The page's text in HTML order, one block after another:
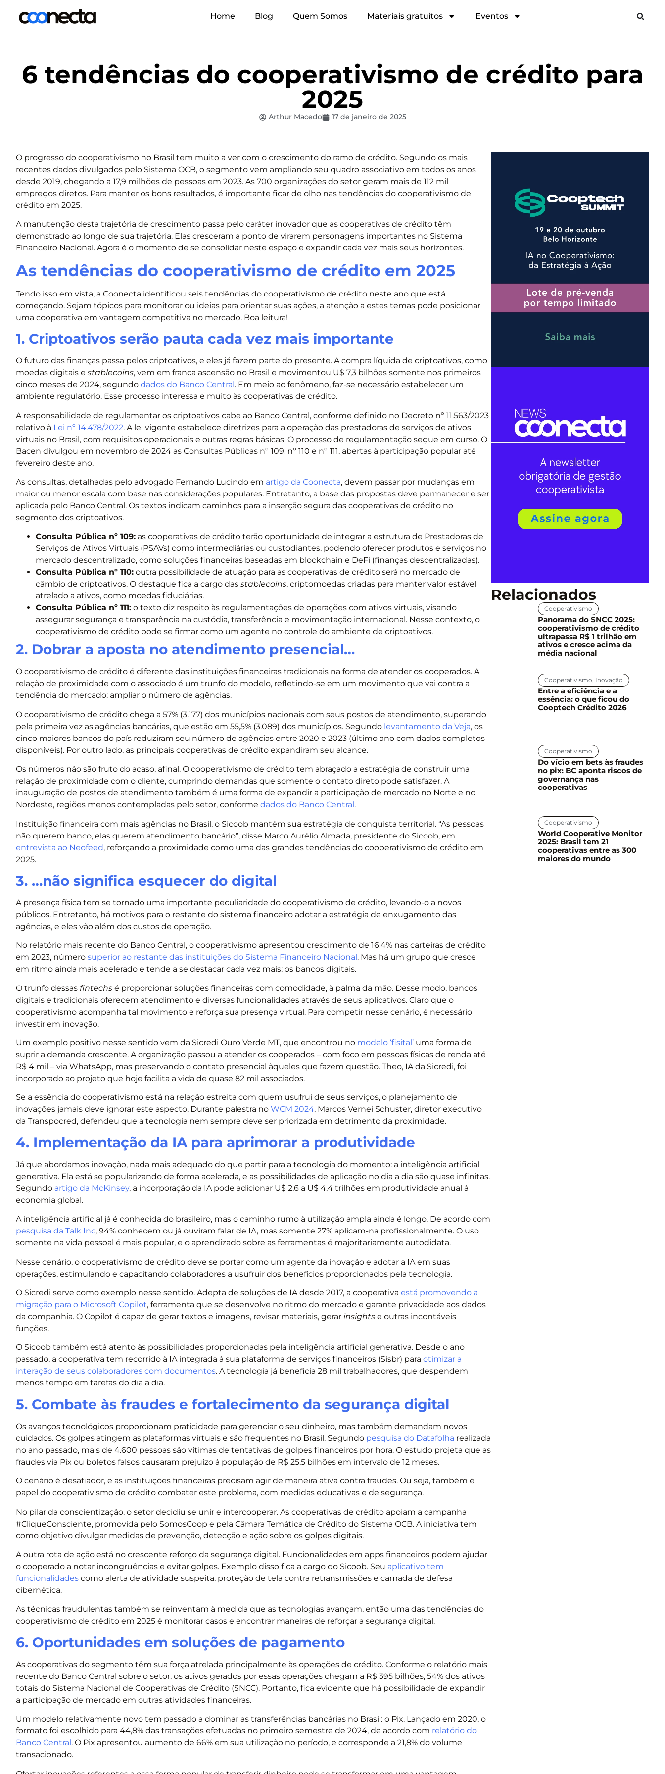
Home Blog Quem Somos Materiais gratuitos Eventos
6 tendências do cooperativismo de crédito para
2025
Arthur Macedo 17 de janeiro de 2025
O progresso do cooperativismo no Brasil tem muito a ver com o crescimento do ramo de crédito. Segundo os mais
recentes dados divulgados pelo Sistema OCB, o segmento vem ampliando seu quadro associativo em todos os anos
desde 2019, chegando a 17,9 milhões de pessoas em 2023. As 700 organizações do setor geram mais de 112 mil
empregos diretos. Para manter os bons resultados, é importante ficar de olho nas tendências do cooperativismo de
crédito em 2025.
A manutenção desta trajetória de crescimento passa pelo caráter inovador que as cooperativas de crédito têm
demonstrado ao longo de sua trajetória. Elas cresceram a ponto de virarem personagens importantes no Sistema
Financeiro Nacional. Agora é o momento de se consolidar neste espaço e expandir cada vez mais seus horizontes.
As tendências do cooperativismo de crédito em 2025
Tendo isso em vista, a Coonecta identificou seis tendências do cooperativismo de crédito neste ano que está
começando. Sejam tópicos para monitorar ou ideias para orientar suas ações, a atenção a estes temas pode posicionar
uma cooperativa em vantagem competitiva no mercado. Boa leitura!
1. Criptoativos serão pauta cada vez mais importante
O futuro das finanças passa pelos criptoativos, e eles já fazem parte do presente. A compra líquida de criptoativos, como
moedas digitais e stablecoins, vem em franca ascensão no Brasil e movimentou U$ 7,3 bilhões somente nos primeiros
cinco meses de 2024, segundo dados do Banco Central . Em meio ao fenômeno, faz-se necessário estabelecer um
ambiente regulatório. Esse processo interessa e muito às cooperativas de crédito.
A responsabilidade de regulamentar os criptoativos cabe ao Banco Central, conforme definido no Decreto nº 11.563/2023
relativo à Lei nº 14.478/2022. A lei vigente estabelece diretrizes para a operação das prestadoras de serviços de ativos
virtuais no Brasil, com requisitos operacionais e outras regras básicas. O processo de regulamentação segue em curso. O
Bacen divulgou em novembro de 2024 as Consultas Públicas nº 109, nº 110 e nº 111, abertas à participação popular até
fevereiro deste ano.
As consultas, detalhadas pelo advogado Fernando Lucindo em artigo da Coonecta, devem passar por mudanças em
maior ou menor escala com base nas considerações populares. Entretanto, a base das propostas deve permanecer e ser
aplicada pelo Banco Central. Os textos indicam caminhos para a inserção segura das cooperativas de crédito no
segmento dos criptoativos.
Consulta Pública nº 109: as cooperativas de crédito terão oportunidade de integrar a estrutura de Prestadoras de
Serviços de Ativos Virtuais (PSAVs) como intermediárias ou custodiantes, podendo oferecer produtos e serviços no
mercado descentralizado, como soluções financeiras baseadas em blockchain e DeFi (finanças descentralizadas).
Consulta Pública nº 110: outra possibilidade de atuação para as cooperativas de crédito será no mercado de
câmbio de criptoativos. O destaque fica a cargo das stablecoins, criptomoedas criadas para manter valor estável
atrelado a ativos, como moedas fiduciárias.
Consulta Pública nº 111: o texto diz respeito às regulamentações de operações com ativos virtuais, visando
assegurar segurança e transparência na custódia, transferência e movimentação internacional. Nesse contexto, o
cooperativismo de crédito pode se firmar como um agente no controle do ambiente de criptoativos.
2. Dobrar a aposta no atendimento presencial…
O cooperativismo de crédito é diferente das instituições financeiras tradicionais na forma de atender os cooperados. A
relação de proximidade com o associado é um trunfo do modelo, refletindo-se em um movimento que vai contra a
tendência do mercado: ampliar o número de agências.
O cooperativismo de crédito chega a 57% (3.177) dos municípios nacionais com seus postos de atendimento, superando
pela primeira vez as agências bancárias, que estão em 55,5% (3.089) dos municípios. Segundo levantamento da Veja, os
cinco maiores bancos do país reduziram seu número de agências entre 2020 e 2023 (último ano com dados completos
disponíveis). Por outro lado, as principais cooperativas de crédito expandiram seu alcance.
Os números não são fruto do acaso, afinal. O cooperativismo de crédito tem abraçado a estratégia de construir uma
relação de proximidade com o cliente, cumprindo demandas que somente o contato direto pode satisfazer. A
inauguração de postos de atendimento também é uma forma de expandir a participação de mercado no Norte e no
Nordeste, regiões menos contempladas pelo setor, conforme dados do Banco Central.
Instituição financeira com mais agências no Brasil, o Sicoob mantém sua estratégia de conquista territorial. “As pessoas
não querem banco, elas querem atendimento bancário”, disse Marco Aurélio Almada, presidente do Sicoob, em
entrevista ao Neofeed, reforçando a proximidade como uma das grandes tendências do cooperativismo de crédito em
2025.
3. …não significa esquecer do digital
A presença física tem se tornado uma importante peculiaridade do cooperativismo de crédito, levando-o a novos
públicos. Entretanto, há motivos para o restante do sistema financeiro adotar a estratégia de enxugamento das
agências, e eles vão além dos custos de operação.
No relatório mais recente do Banco Central, o cooperativismo apresentou crescimento de 16,4% nas carteiras de crédito
em 2023, número superior ao restante das instituições do Sistema Financeiro Nacional . Mas há um grupo que cresce
em ritmo ainda mais acelerado e tende a se destacar cada vez mais: os bancos digitais.
O trunfo dessas fintechs é proporcionar soluções financeiras com comodidade, à palma da mão. Desse modo, bancos
digitais e tradicionais oferecem atendimento e diversas funcionalidades através de seus aplicativos. Claro que o
cooperativismo acompanha tal movimento e reforça sua presença virtual. Para competir nesse cenário, é necessário
investir em inovação.
Um exemplo positivo nesse sentido vem da Sicredi Ouro Verde MT, que encontrou no modelo ‘fisital’ uma forma de
suprir a demanda crescente. A organização passou a atender os cooperados – com foco em pessoas físicas de renda até
R$ 4 mil – via WhatsApp, mas preservando o contato presencial àqueles que fazem questão. Theo, IA da Sicredi, foi
incorporado ao projeto que hoje facilita a vida de quase 82 mil associados.
Se a essência do cooperativismo está na relação estreita com quem usufrui de seus serviços, o planejamento de
inovações jamais deve ignorar este aspecto. Durante palestra no WCM 2024, Marcos Vernei Schuster, diretor executivo
da Transpocred, defendeu que a tecnologia nem sempre deve ser priorizada em detrimento da proximidade.
4. Implementação da IA para aprimorar a produtividade
Já que abordamos inovação, nada mais adequado do que partir para a tecnologia do momento: a inteligência artificial
generativa. Ela está se popularizando de forma acelerada, e as possibilidades de aplicação no dia a dia são quase infinitas.
Segundo artigo da McKinsey, a incorporação da IA pode adicionar U$ 2,6 a U$ 4,4 trilhões em produtividade anual à
economia global.
A inteligência artificial já é conhecida do brasileiro, mas o caminho rumo à utilização ampla ainda é longo. De acordo com
pesquisa da Talk Inc, 94% conhecem ou já ouviram falar de IA, mas somente 27% aplicam-na profissionalmente. O uso
somente na vida pessoal é mais popular, e o aprendizado sobre as ferramentas é majoritariamente autodidata.
Nesse cenário, o cooperativismo de crédito deve se portar como um agente da inovação e adotar a IA em suas
operações, estimulando e capacitando colaboradores a usufruir dos benefícios proporcionados pela tecnologia.
O Sicredi serve como exemplo nesse sentido. Adepta de soluções de IA desde 2017, a cooperativa está promovendo a
migração para o Microsoft Copilot, ferramenta que se desenvolve no ritmo do mercado e garante privacidade aos dados
da companhia. O Copilot é capaz de gerar textos e imagens, revisar materiais, gerar insights e outras incontáveis
funções.
O Sicoob também está atento às possibilidades proporcionadas pela inteligência artificial generativa. Desde o ano
passado, a cooperativa tem recorrido à IA integrada à sua plataforma de serviços financeiros (Sisbr) para otimizar a
interação de seus colaboradores com documentos. A tecnologia já beneficia 28 mil trabalhadores, que despendem
menos tempo em tarefas do dia a dia.
5. Combate às fraudes e fortalecimento da segurança digital
Os avanços tecnológicos proporcionam praticidade para gerenciar o seu dinheiro, mas também demandam novos
cuidados. Os golpes atingem as plataformas virtuais e são frequentes no Brasil. Segundo pesquisa do Datafolha realizada
no ano passado, mais de 4.600 pessoas são vítimas de tentativas de golpes financeiros por hora. O estudo projeta que as
fraudes via Pix ou boletos falsos causaram prejuízo à população de R$ 25,5 bilhões em intervalo de 12 meses.
O cenário é desafiador, e as instituições financeiras precisam agir de maneira ativa contra fraudes. Ou seja, também é
papel do cooperativismo de crédito combater este problema, com medidas educativas e de segurança.
No pilar da conscientização, o setor decidiu se unir e intercooperar. As cooperativas de crédito apoiam a campanha
#CliqueConsciente, promovida pelo SomosCoop e pela Câmara Temática de Crédito do Sistema OCB. A iniciativa tem
como objetivo divulgar medidas de prevenção, detecção e ação sobre os golpes digitais.
A outra rota de ação está no crescente reforço da segurança digital. Funcionalidades em apps financeiros podem ajudar
o cooperado a notar incongruências e evitar golpes. Exemplo disso fica a cargo do Sicoob. Seu aplicativo tem
funcionalidades como alerta de atividade suspeita, proteção de tela contra retransmissões e camada de defesa
cibernética.
As técnicas fraudulentas também se reinventam à medida que as tecnologias avançam, então uma das tendências do
cooperativismo de crédito em 2025 é monitorar casos e encontrar maneiras de reforçar a segurança digital.
6. Oportunidades em soluções de pagamento
As cooperativas do segmento têm sua força atrelada principalmente às operações de crédito. Conforme o relatório mais
recente do Banco Central sobre o setor, os ativos gerados por essas operações chegam a R$ 395 bilhões, 54% dos ativos
totais do Sistema Nacional de Cooperativas de Crédito (SNCC). Portanto, fica evidente que há possibilidade de expandir
a participação de mercado em outras atividades financeiras.
Um modelo relativamente novo tem passado a dominar as transferências bancárias no Brasil: o Pix. Lançado em 2020, o
formato foi escolhido para 44,8% das transações efetuadas no primeiro semestre de 2024, de acordo com relatório do
Banco Central . O Pix apresentou aumento de 66% em sua utilização no período, e corresponde a 21,8% do volume
transacionado.
Relacionados
Cooperativismo
Panorama do SNCC 2025:
cooperativismo de crédito
ultrapassa R$ 1 trilhão em
ativos e cresce acima da
média nacional
Cooperativismo Inovação
Entre a eficiência e a
essência: o que ficou do
Cooptech Crédito 2026
Cooperativismo
Do vício em bets às fraudes
no pix: BC aponta riscos de
governança nas
cooperativas
Cooperativismo
World Cooperative Monitor
2025: Brasil tem 21
cooperativas entre as 300
maiores do mundo